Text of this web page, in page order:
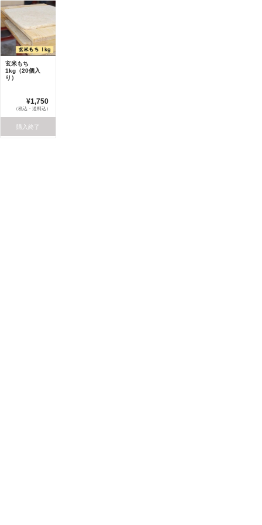
玄米もち
1kg（20個入
り）
¥1,750
（税込・送料込）
購入終了